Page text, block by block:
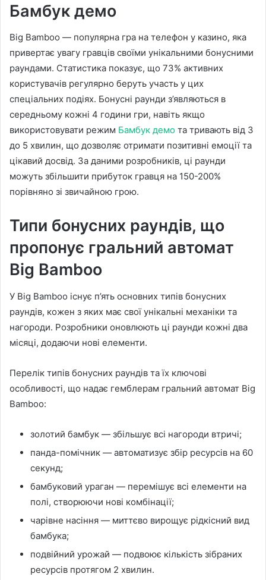
Бамбук демо
Big Bamboo — популярна гра на телефон у казино, яка
привертає увагу гравців своїми унікальними бонусними
раундами. Статистика показує, що 73% активних
користувачів регулярно беруть участь у цих
спеціальних подіях. Бонусні раунди з’являються в
середньому кожні 4 години гри, навіть якщо
використовувати режим Бамбук демо та тривають від 3
до 5 хвилин, що дозволяє отримати позитивні емоції та
цікавий досвід. За даними розробників, ці раунди
можуть збільшити прибуток гравця на 150-200%
порівняно зі звичайною грою.
Типи бонусних раундів, що
пропонує гральний автомат
Big Bamboo
У Big Bamboo існує п’ять основних типів бонусних
раундів, кожен з яких має свої унікальні механіки та
нагороди. Розробники оновлюють ці раунди кожні два
місяці, додаючи нові елементи.
Перелік типів бонусних раундів та їх ключові
особливості, що надає гемблерам гральний автомат Big
Bamboo:
золотий бамбук — збільшує всі нагороди втричі;
панда-помічник — автоматизує збір ресурсів на 60
секунд;
бамбуковий ураган — перемішує всі елементи на
полі, створюючи нові комбінації;
чарівне насіння — миттєво вирощує рідкісний вид
бамбука;
подвійний урожай — подвоює кількість зібраних
ресурсів протягом 2 хвилин.